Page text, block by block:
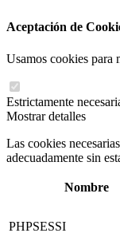
Aceptación de
Usamos cookies para
Estrictamente
Mostrar detalles
Las cookies
adecuadamente sin
Nombre
PHPSESSI